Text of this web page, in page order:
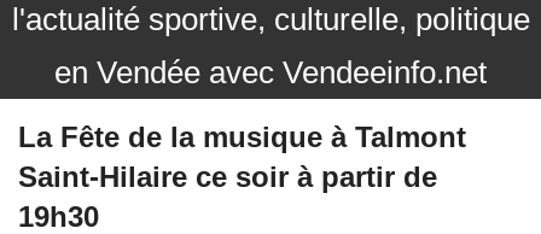
l'actualité sportive, culturelle, politique
en Vendée avec Vendeeinfo.net
La Fête de la musique à Talmont
Saint-Hilaire ce soir à partir de
19h30